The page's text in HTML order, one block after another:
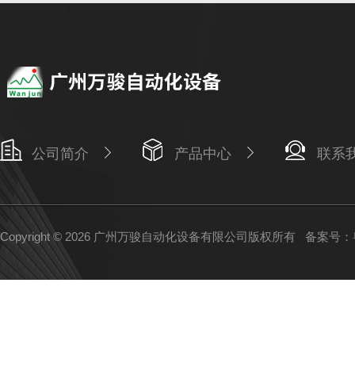
公司简介 产品中心 联系
Copyright © 2026 广州万骏自动化设备有限公司版权所有 备案号